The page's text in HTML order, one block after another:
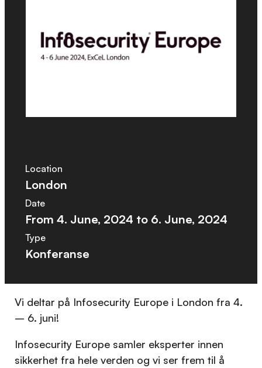
Location
London
Date
From 4. June, 2024 to 6. June, 2024
Type
Konferanse
Vi deltar på Infosecurity Europe i London fra 4.
– 6. juni!
Infosecurity Europe samler eksperter innen
sikkerhet fra hele verden og vi ser frem til å